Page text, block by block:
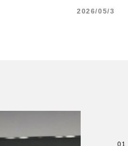
2026/05/3
01